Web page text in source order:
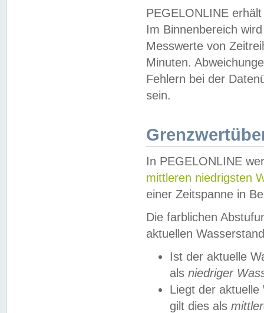
PEGELONLINE
Im Binnenbereich
Messwerte von
Minuten.
Fehlern bei der
sein.
In PEGELONLINE
mittleren niedrigsten
einer Zeitspanne in
Die farblichen
aktuellen
Ist der aktuelle
als niedriger
Liegt der
gilt dies als